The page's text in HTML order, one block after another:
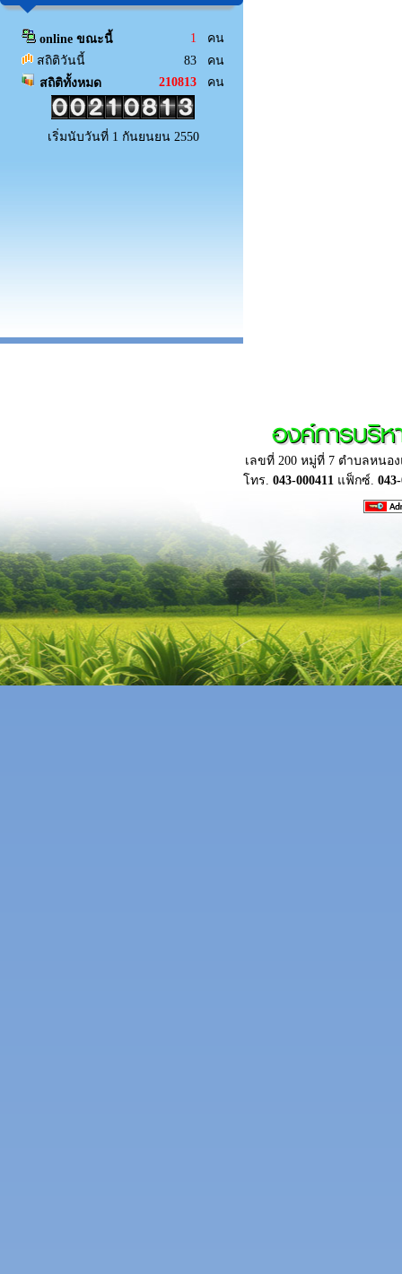
online ขณะนี้ 1 คน
สถิติวันนี้
83 คน
สถิติทั้งหมด
210813 คน
เริ่มนับวันที่ 1 กันยนยน 2550
องค์การบริ
เลขที่ 200 หมู่ที่ 7 ตำบลหนอ
โทร. 043-000411แฟ็กซ์.